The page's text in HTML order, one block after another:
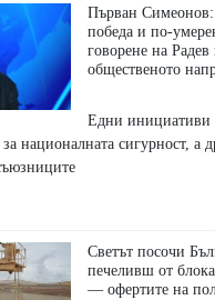
Първан
победа и по-
говорене на
общественото
Едни инициативи
националната сигурност, а
Светът посочи
печеливш от
— офертите на